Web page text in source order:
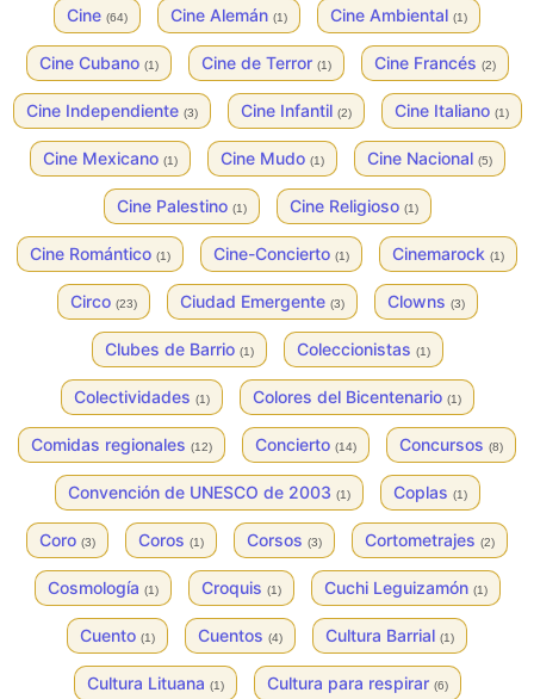
Cine (64) Cine Alemán (1) Cine Ambiental (1)
Cine Cubano (1) Cine de Terror (1) Cine Francés (2)
Cine Independiente (3) Cine Infantil (2) Cine Italiano (1)
Cine Mexicano (1) Cine Mudo (1) Cine Nacional (5)
Cine Palestino (1) Cine Religioso (1)
Cine Romántico (1) Cine-Concierto (1) Cinemarock (1)
Circo (23) Ciudad Emergente (3) Clowns (3)
Clubes de Barrio (1) Coleccionistas (1)
Colectividades (1) Colores del Bicentenario (1)
Comidas regionales (12) Concierto (14) Concursos (8)
Convención de UNESCO de 2003 (1) Coplas (1)
Coro (3) Coros (1) Corsos (3) Cortometrajes (2)
Cosmología (1) Croquis (1) Cuchi Leguizamón (1)
Cuento (1) Cuentos (4) Cultura Barrial (1)
Cultura Lituana (1) Cultura para respirar (6)